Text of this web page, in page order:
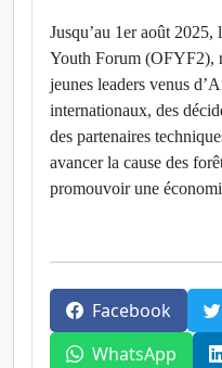
Jusqu’au 1er août
Youth Forum (OFYF2),
jeunes leaders venus
internationaux, des
des partenaires
avancer la cause des
promouvoir une
Facebook
WhatsApp